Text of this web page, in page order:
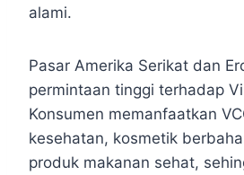
alami.
Pasar Amerika Serikat dan
permintaan tinggi terhadap
Konsumen memanfaatkan
kesehatan, kosmetik
produk makanan sehat,